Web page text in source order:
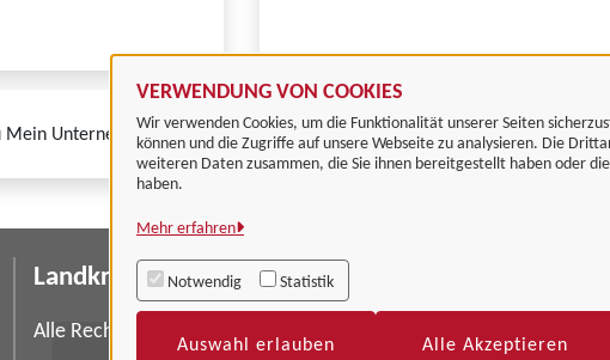
VERWENDUNG VON COOKIES
Wir verwenden Cookies, um die Funktionalität unserer Seiten
können und die Zugriffe auf unsere Webseite zu analysieren. Die
weiteren Daten zusammen, die Sie ihnen bereitgestellt haben oder
haben.
Mehr erfahren
Notwendig Statistik
Auswahl erlauben Alle Akzeptieren
Unternehmenskonto finden Sie auf der FAQ-Seite von Mein
Landkreis Göttingen
Alle Rechte vorbehalten